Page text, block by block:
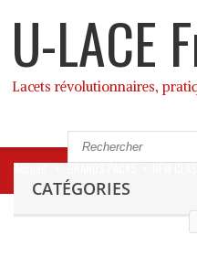
U-LACE
Lacets révolutionnaires,
CATÉGORIES
Accueil > GRANDS PACKS > NEW